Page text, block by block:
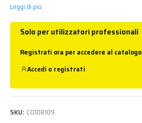
Leggi di più
Solo per utilizzatori professionali
Registrati ora per accedere al catalogo
Accedi o registrati
SKU: CO108109